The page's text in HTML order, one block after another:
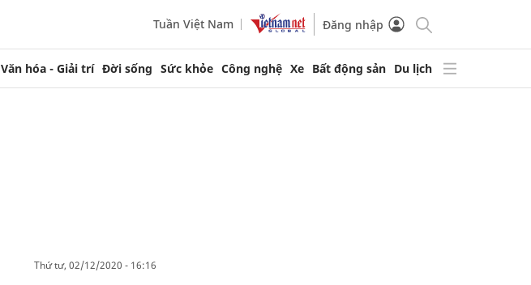
Tuần Việt Nam Đăng nhập
Văn hóa - Giải trí Đời sống Sức khỏe Công nghệ Xe Bất động sản Du lịch
thứ tư, 02/12/2020 - 16:16